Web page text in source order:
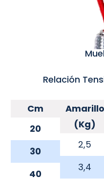
Relación
Cm
20
30
40
Amarillo
(Kg)
2,5
3,4